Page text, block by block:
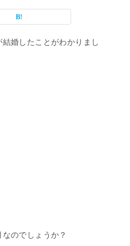
婚したことがわかりまし
のでしょうか？